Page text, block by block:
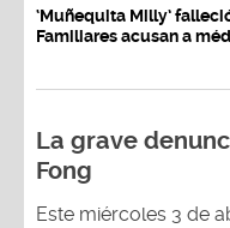
‘Muñequita Milly’
Familiares acusan a
La grave
Fong
Este miércoles 3 de